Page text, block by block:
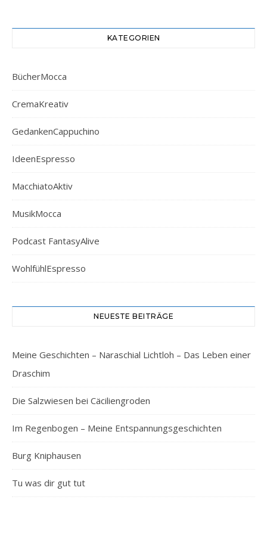
KATEGORIEN
BücherMocca
CremaKreativ
GedankenCappuchino
IdeenEspresso
MacchiatoAktiv
MusikMocca
Podcast FantasyAlive
WohlfühlEspresso
NEUESTE BEITRÄGE
Meine Geschichten – Naraschial Lichtloh – Das Leben einer
Draschim
Die Salzwiesen bei Cäciliengroden
Im Regenbogen – Meine Entspannungsgeschichten
Burg Kniphausen
Tu was dir gut tut